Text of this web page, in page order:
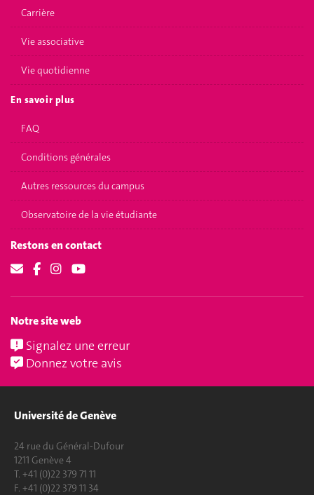
Carrière
Vie associative
Vie quotidienne
En savoir plus
FAQ
Conditions générales
Autres ressources du campus
Observatoire de la vie étudiante
Restons en contact
Notre site web
Signalez une erreur
Donnez votre avis
Université de Genève
24 rue du Général-Dufour
1211 Genève 4
T. +41 (0)22 379 71 11
F. +41 (0)22 379 11 34